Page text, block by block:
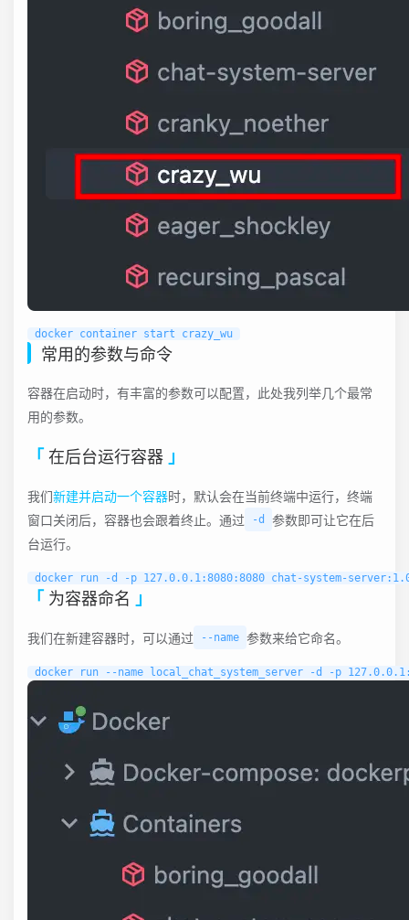
常用的参数与命令
容器在启动时，有丰富的参数可以配置，此处我列举几个最常
用的参数。
在后台运行容器
我们新建并启动一个容器时，默认会在当前终端中运行，终端
窗口关闭后，容器也会跟着终止。通过
-d
参数即可让它在后
台运行。
为容器命名
我们在新建容器时，可以通过 --name 参数来给它命名。